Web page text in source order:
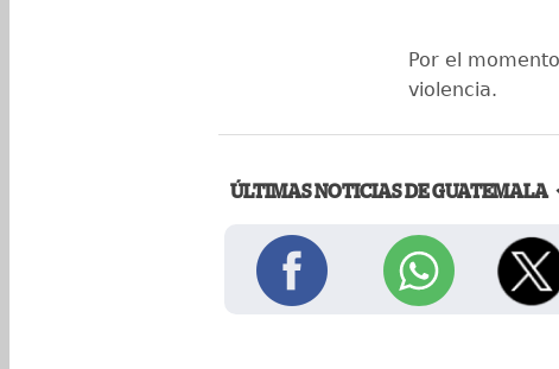
Por el
violencia.
ÚLTIMAS NOTICIAS DE GUATEMALA